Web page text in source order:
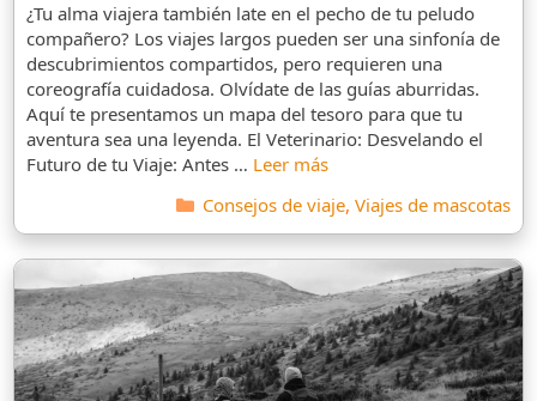
¿Tu alma viajera también late en el pecho de tu peludo
compañero? Los viajes largos pueden ser una sinfonía de
descubrimientos compartidos, pero requieren una
coreografía cuidadosa. Olvídate de las guías aburridas.
Aquí te presentamos un mapa del tesoro para que tu
aventura sea una leyenda. El Veterinario: Desvelando el
Futuro de tu Viaje: Antes … Leer más
Categorías
Consejos de viaje, Viajes de mascotas